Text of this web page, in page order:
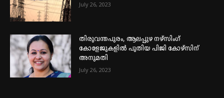
July 26, 2023
തിരുവന്തപുരം, ആലപ്പുഴ നഴ്‌സിംഗ്
കോളേജുകളില്‍ പുതിയ പിജി കോഴ്‌സിന്
അനുമതി
July 26, 2023